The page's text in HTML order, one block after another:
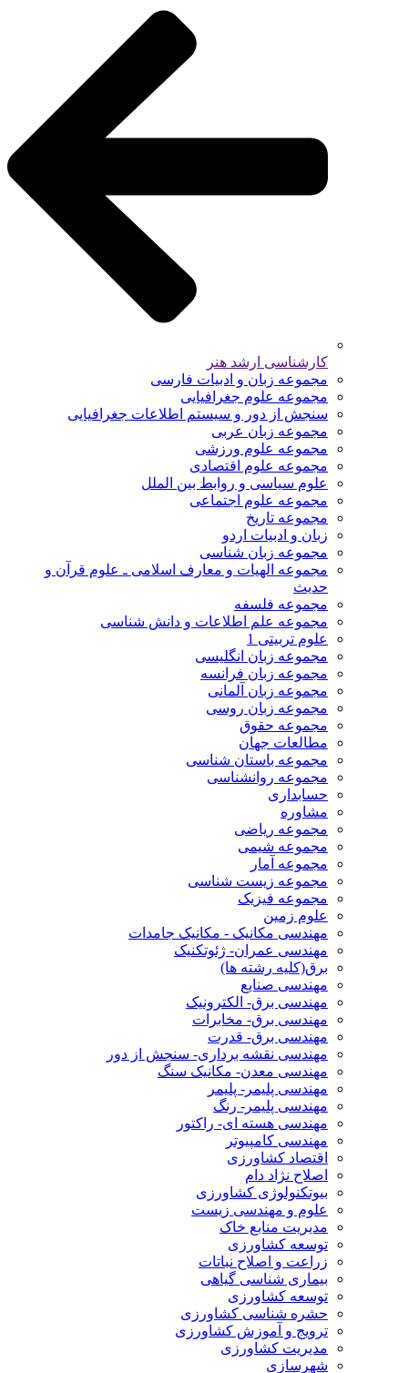
کارشناسی ارشد هنر
مجموعه زبان و ادبیات فارسی
مجموعه علوم جغرافیایی
سنجش از دور و سیستم اطلاعات جغرافیایی
مجموعه زبان عربی
مجموعه علوم ورزشی
مجموعه علوم اقتصادی
علوم سیاسی و روابط بین الملل
مجموعه علوم اجتماعی
مجموعه تاریخ
زبان و ادبیات اردو
مجموعه زبان شناسی
مجموعه الهیات و معارف اسلامی ـ علوم قرآن و
حدیث
مجموعه فلسفه
مجموعه علم اطلاعات و دانش شناسی
علوم تربیتی 1
مجموعه زبان انگلیسی
مجموعه زبان فرانسه
مجموعه زبان آلمانی
مجموعه زبان روسی
مجموعه حقوق
مطالعات جهان
مجموعه باستان شناسی
مجموعه روانشناسی
حسابداری
مشاوره
مجموعه ریاضی
مجموعه شیمی
مجموعه آمار
مجموعه زیست شناسی
مجموعه فیزیک
علوم زمین
مهندسی مکانیک - مکانیک جامدات
مهندسی عمران- ژئوتکنیک
برق(کلیه رشته ها)
مهندسی صنایع
مهندسی برق- الکترونیک
مهندسی برق- مخابرات
مهندسی برق- قدرت
مهندسی نقشه برداری- سنجش از دور
مهندسی معدن- مکانیک سنگ
مهندسی پلیمر- پلیمر
مهندسی پلیمر- رنگ
مهندسی هسته ای- راکتور
مهندسی کامپیوتر
اقتصاد کشاورزی
اصلاح نژاد دام
بیوتکنولوژی کشاورزی
علوم و مهندسی زیست
مدیریت منابع خاک
توسعه کشاورزی
زراعت و اصلاح نباتات
بیماری شناسی گیاهی
توسعه کشاورزی
حشره شناسی کشاورزی
ترویج و آموزش کشاورزی
مدیریت کشاورزی
شهرسازی